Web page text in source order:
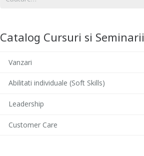
Catalog Cursuri si Seminarii
Vanzari
Abilitati individuale (Soft Skills)
Leadership
Customer Care